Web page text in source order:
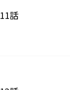
11話